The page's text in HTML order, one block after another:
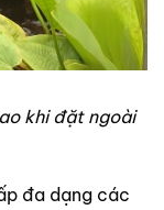
khi đặt ngoài
đa dạng các